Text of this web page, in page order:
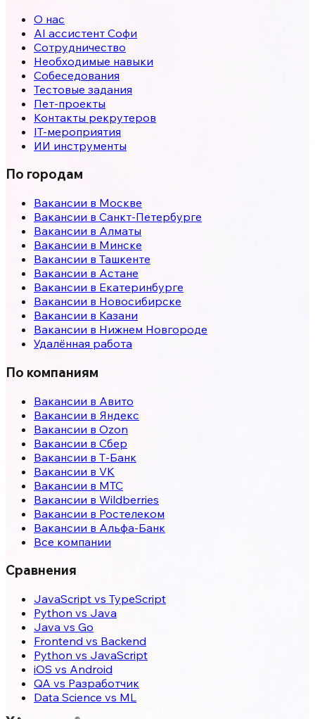
О нас
AI ассистент Софи
Сотрудничество
Необходимые навыки
Собеседования
Тестовые задания
Пет-проекты
Контакты рекрутеров
IT-мероприятия
ИИ инструменты
По городам
Вакансии в Москве
Вакансии в Санкт-Петербурге
Вакансии в Алматы
Вакансии в Минске
Вакансии в Ташкенте
Вакансии в Астане
Вакансии в Екатеринбурге
Вакансии в Новосибирске
Вакансии в Казани
Вакансии в Нижнем Новгороде
Удалённая работа
По компаниям
Вакансии в Авито
Вакансии в Яндекс
Вакансии в Ozon
Вакансии в Сбер
Вакансии в Т-Банк
Вакансии в VK
Вакансии в МТС
Вакансии в Wildberries
Вакансии в Ростелеком
Вакансии в Альфа-Банк
Все компании
Сравнения
JavaScript vs TypeScript
Python vs Java
Java vs Go
Frontend vs Backend
Python vs JavaScript
iOS vs Android
QA vs Разработчик
Data Science vs ML